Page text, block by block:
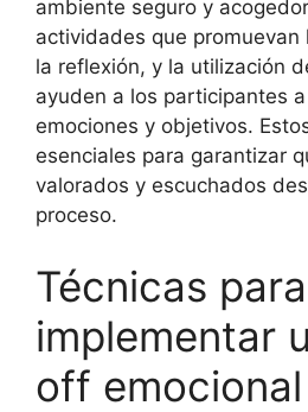
ambiente seguro y
actividades que promuevan
la reflexión, y la utilización
ayuden a los participantes
emociones y objetivos.
esenciales para garantizar
valorados y escuchados
proceso.
Técnicas para
implementar
off emocional